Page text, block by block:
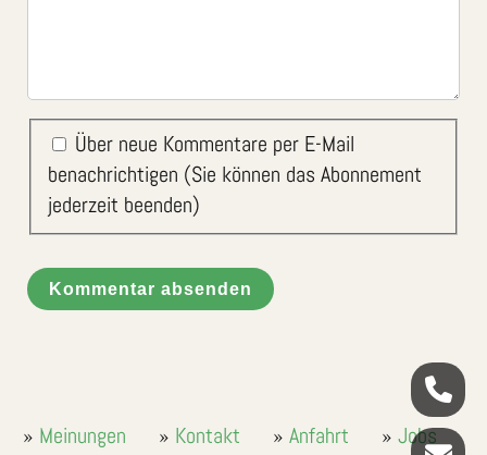
Über neue Kommentare per E-Mail
benachrichtigen (Sie können das Abonnement
jederzeit beenden)
Kommentar absenden
Meinungen Kontakt Anfahrt
Jobs